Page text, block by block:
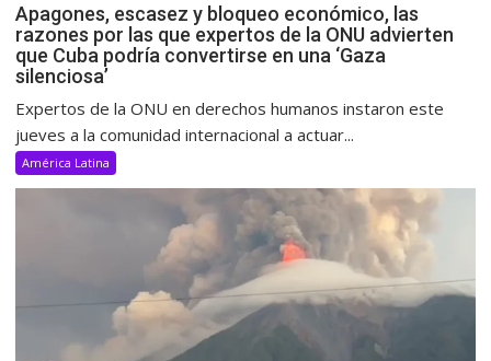
Apagones, escasez y bloqueo económico, las
razones por las que expertos de la ONU advierten
que Cuba podría convertirse en una ‘Gaza
silenciosa’
Expertos de la ONU en derechos humanos instaron este
jueves a la comunidad internacional a actuar...
América Latina